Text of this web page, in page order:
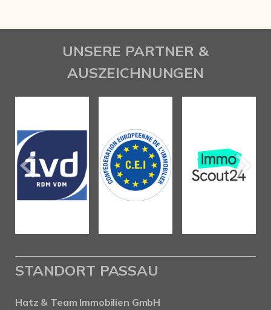
UNSERE PARTNER &
AUSZEICHNUNGEN
STANDORT PASSAU
Hatz & Team Immobilien GmbH